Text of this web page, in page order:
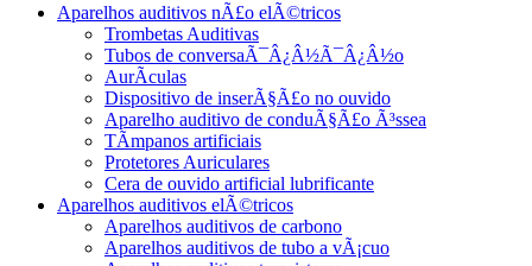
Aparelhos auditivos nÃ£o elÃ©tricos
Trombetas Auditivas
Tubos de conversaÃ¯Â¿Â½Ã¯Â¿Â½o
AurÃ­culas
Dispositivo de inserÃ§Ã£o no ouvido
Aparelho auditivo de conduÃ§Ã£o Ã³ssea
TÃ­mpanos artificiais
Protetores Auriculares
Cera de ouvido artificial lubrificante
Aparelhos auditivos elÃ©tricos
Aparelhos auditivos de carbono
Aparelhos auditivos de tubo a vÃ¡cuo